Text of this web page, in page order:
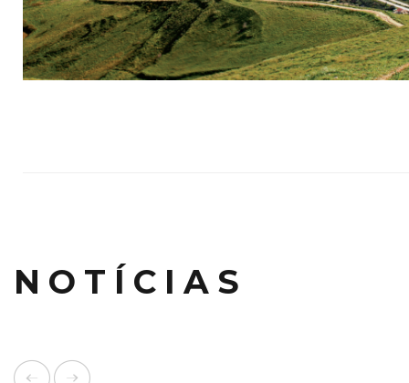
NOTÍCIAS